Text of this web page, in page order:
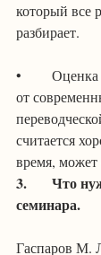
который все
разбирает.
•	Оценка качества перевода зависит
от
считается
время, может
3.	Что нужно бы прочитать после
семинара.
Гаспаров М.